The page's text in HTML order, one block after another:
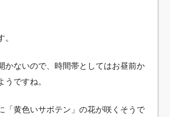
かないので、時間帯としてはお昼前か
うですね。
「黄色いサボテン」の花が咲くそうで